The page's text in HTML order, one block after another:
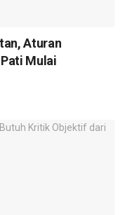
Aturan
Mulai